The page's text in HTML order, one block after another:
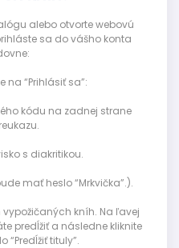
alebo otvorte webovú
sa do vášho konta
na “Prihlásiť sa”:
kódu na zadnej strane
s diakritikou.
mať heslo “Mrkvička”.).
kníh. Na ľavej
predĺžiť a následne kliknite
“Predĺžiť tituly”.